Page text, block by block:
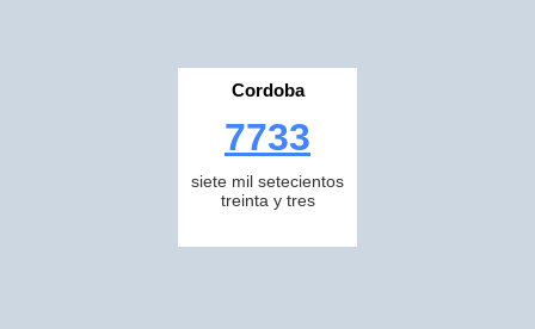
Cordoba
7733
siete mil setecientos
treinta y tres